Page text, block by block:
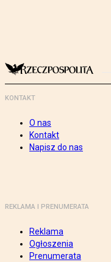
KONTAKT
O nas
Kontakt
Napisz do nas
REKLAMA I PRENUMERATA
Reklama
Ogłoszenia
Prenumerata